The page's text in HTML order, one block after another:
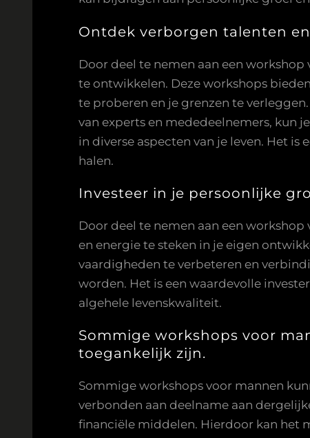
Ontdek verborgen talenten
Door deel te nemen aan een
te ontwikkelen. Deze workshops
te proberen en je grenzen te
van experts en mededeelnemers, kun
in diverse aspecten van je leven. Het
halen.
Investeer in je persoonlijke
Door deel te nemen aan een
en energie te steken in je eigen
vaardigheden te verbeteren en
worden. Het is een waardevolle
algehele levenskwaliteit.
Sommige workshops voor
toegankelijk zijn.
Sommige workshops voor mannen
verbonden aan deelname aan
financiële middelen. Hierdoor kan het